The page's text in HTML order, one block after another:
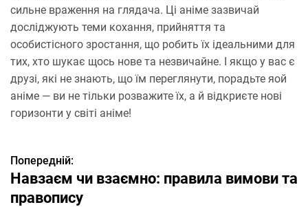
сильне враження на глядача. Ці аніме зазвичай
досліджують теми кохання, прийняття та
особистісного зростання, що робить їх ідеальними для
тих, хто шукає щось нове та незвичайне. І якщо у вас є
друзі, які не знають, що їм переглянути, порадьте яой
аніме — ви не тільки розважите їх, а й відкриєте нові
горизонти у світі аніме!
Н
а
Попередній:
Навзаєм чи взаємно: правила вимови та
правопису